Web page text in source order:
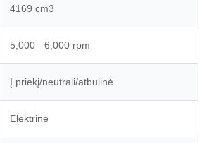
4169 cm3
5,000 - 6,000 rpm
Į priekį/neutrali/atbulinė
Elektrinė